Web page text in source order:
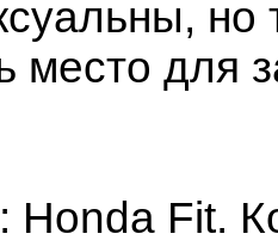
но
место для
Honda Fit.